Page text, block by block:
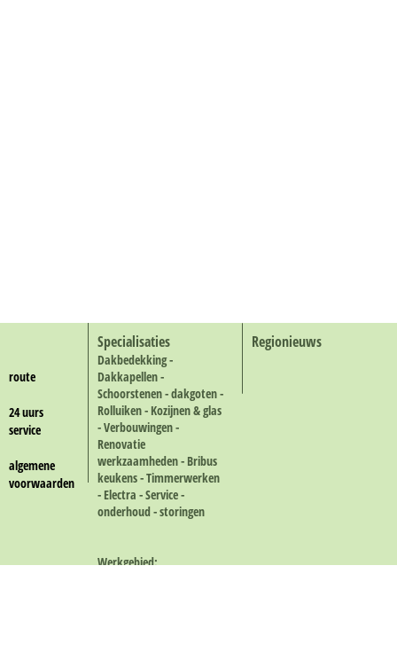
route
24 uurs
service
algemene
voorwaarden
Specialisaties
Dakbedekking -
Dakkapellen -
Schoorstenen - dakgoten -
Rolluiken - Kozijnen & glas
- Verbouwingen -
Renovatie
werkzaamheden - Bribus
keukens - Timmerwerken
- Electra - Service -
onderhoud - storingen
Werkgebied:
Regionieuws